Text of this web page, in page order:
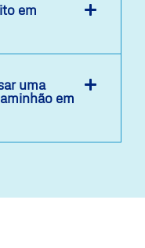
em
uma
em